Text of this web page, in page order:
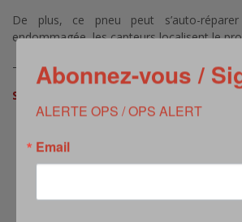
De plus, ce pneu peut s’auto-
endommagée, les capteurs localisent le
—–
Sources
techno.com/salon-de-geneve-
Abonnez-vous /
ALERTE OPS / OPS ALERT
Email